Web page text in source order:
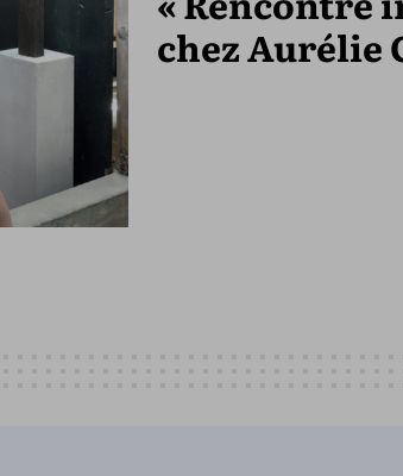
chez Aurélie